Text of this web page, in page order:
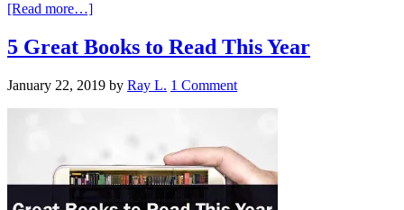
[Read more…]
5 Great Books to Read This Year
January 22, 2019 by Ray L. 1 Comment